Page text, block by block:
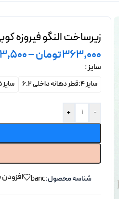
زیرساخت النگو فیروزه
363,000تومان–
سایز
سایز 4:قطر دهانه داخلی 6.2 سایز 5:قطر دهانه داخلی 6.5
-
+
شناسه محصول:banc افزودن